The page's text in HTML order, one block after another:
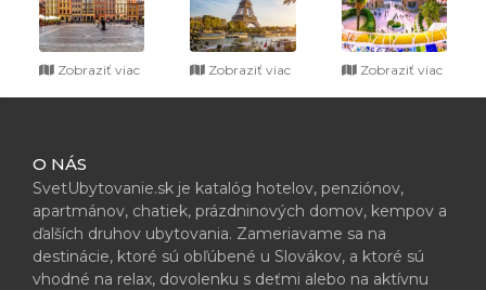
Zobraziť viac Zobraziť viac Zobraziť viac
O NÁS
SvetUbytovanie.sk je katalóg hotelov, penziónov,
apartmánov, chatiek, prázdninových domov, kempov a
ďalších druhov ubytovania. Zameriavame sa na
destinácie, ktoré sú obľúbené u Slovákov, a ktoré sú
vhodné na relax, dovolenku s deťmi alebo na aktívnu